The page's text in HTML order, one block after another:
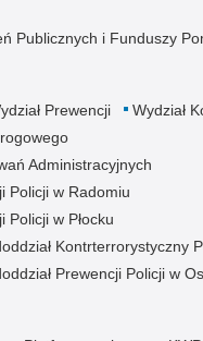
Publicznych i Funduszy
Prewencji
Wydział
Administracyjnych
Policji w Radomiu
Policji w Płocku
Kontrterrorystyczny
Prewencji Policji w